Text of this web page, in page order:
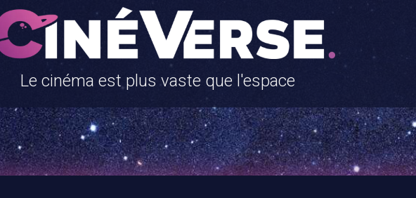
Le cinéma est plus vaste que l'espace